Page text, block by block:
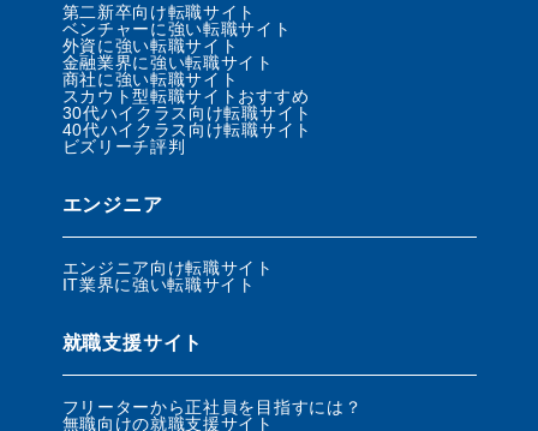
第二新卒向け転職サイト
ベンチャーに強い転職サイト
外資に強い転職サイト
金融業界に強い転職サイト
商社に強い転職サイト
スカウト型転職サイトおすすめ
30代ハイクラス向け転職サイト
40代ハイクラス向け転職サイト
ビズリーチ評判
エンジニア
エンジニア向け転職サイト
IT業界に強い転職サイト
就職支援サイト
フリーターから正社員を目指すには？
無職向けの就職支援サイト